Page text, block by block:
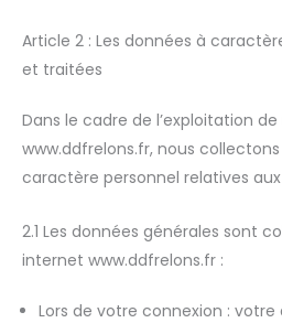
Article 2 : Les données à
et traitées
Dans le cadre de l’exploitation
www.ddfrelons.fr, nous
caractère personnel relatives
2.1 Les données générales sont
internet www.ddfrelons.fr :
Lors de votre connexion : votre